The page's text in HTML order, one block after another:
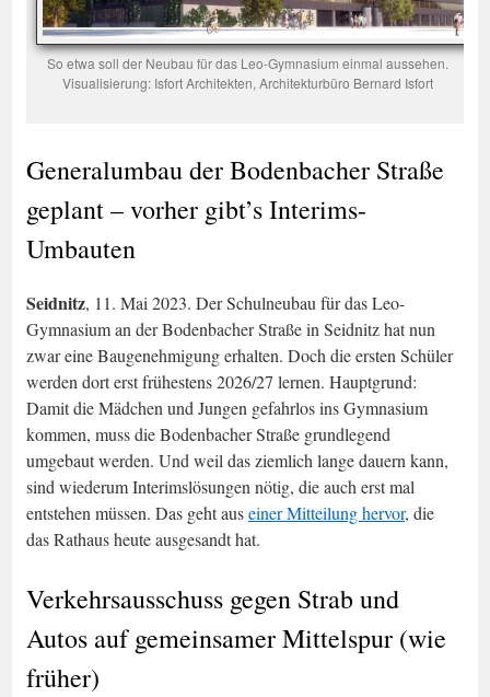
So etwa soll der Neubau für das Leo-Gymnasium einmal aussehen.
Visualisierung: Isfort Architekten, Architekturbüro Bernard Isfort
Generalumbau der Bodenbacher Straße
geplant – vorher gibt’s Interims-
Umbauten
Seidnitz, 11. Mai 2023. Der Schulneubau für das Leo-
Gymnasium an der Bodenbacher Straße in Seidnitz hat nun
zwar eine Baugenehmigung erhalten. Doch die ersten Schüler
werden dort erst frühestens 2026/27 lernen. Hauptgrund:
Damit die Mädchen und Jungen gefahrlos ins Gymnasium
kommen, muss die Bodenbacher Straße grundlegend
umgebaut werden. Und weil das ziemlich lange dauern kann,
sind wiederum Interimslösungen nötig, die auch erst mal
entstehen müssen. Das geht auseiner Mitteilung hervor, die
das Rathaus heute ausgesandt hat.
Verkehrsausschuss gegen Strab und
Autos auf gemeinsamer Mittelspur (wie
früher)